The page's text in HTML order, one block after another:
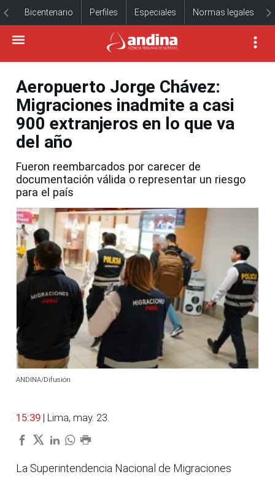
Bicentenario Perfiles Especiales Normas legales
Aeropuerto Jorge Chávez:
Migraciones inadmite a casi
900 extranjeros en lo que va
del año
Fueron reembarcados por carecer de
documentación válida o representar un riesgo
para el país
ANDINA/Difusión
15:39 | Lima, may. 23.
La Superintendencia Nacional de Migraciones